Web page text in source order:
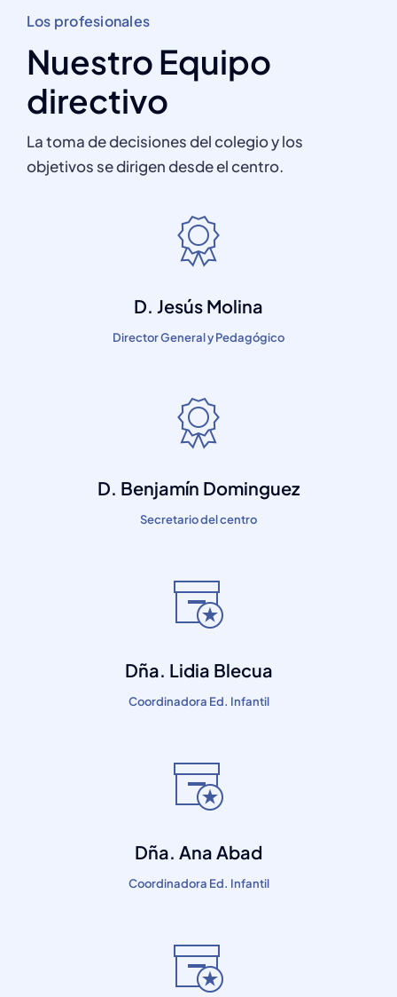
Los profesionales
Nuestro Equipo
directivo
La toma de decisiones del colegio y los
objetivos se dirigen desde el centro.
D. Jesús Molina
Director General y Pedagógico
D. Benjamín Dominguez
Secretario del centro
Dña. Lidia Blecua
Coordinadora Ed. Infantil
Dña. Ana Abad
Coordinadora Ed. Infantil